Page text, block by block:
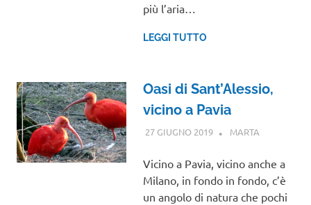
più l’aria…
LEGGI TUTTO
Oasi di Sant’Alessio,
vicino a Pavia
27 GIUGNO 2019 MARTA
Vicino a Pavia, vicino anche a
Milano, in fondo in fondo, c’è
un angolo di natura che pochi